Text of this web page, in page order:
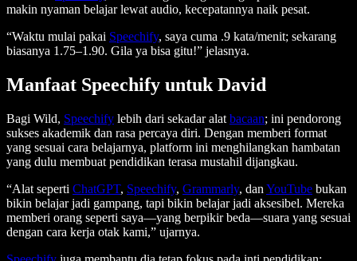
makin nyaman belajar lewat audio, kecepatannya naik pesat.
“Waktu mulai pakai Speechify, saya cuma .9 kata/menit; sekarang
biasanya 1.75–1.90. Gila ya bisa gitu!” jelasnya.
Manfaat Speechify untuk David
Bagi Wild, Speechify lebih dari sekadar alat bacaan; ini pendorong
sukses akademik dan rasa percaya diri. Dengan memberi format
yang sesuai cara belajarnya, platform ini menghilangkan hambatan
yang dulu membuat pendidikan terasa mustahil dijangkau.
“Alat seperti ChatGPT, Speechify, Grammarly, dan YouTube bukan
bikin belajar jadi gampang, tapi bikin belajar jadi aksesibel. Mereka
memberi orang seperti saya—yang berpikir beda—suara yang sesuai
dengan cara kerja otak kami,” ujarnya.